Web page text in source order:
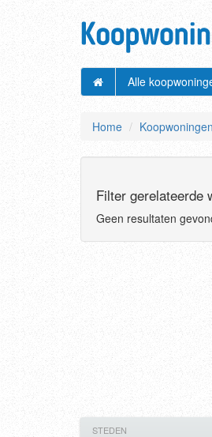
Alle
Home
Filter gerelateerde
Geen resultaten
STEDEN